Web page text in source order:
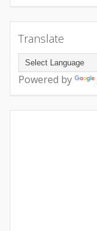
Translate
Powered by